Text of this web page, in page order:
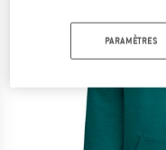
PARAMÈTRES